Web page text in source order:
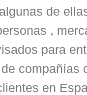
de
,
para
compañías
en